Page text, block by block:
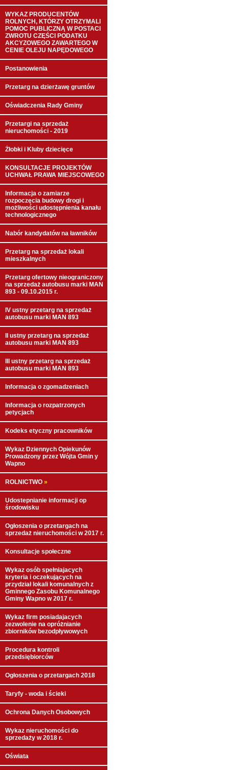
WYKAZ PRODUCENTÓW
ROLNYCH, KTÓRZY OTRZYMALI
POMOC PUBLICZNĄ W POSTACI
ZWROTU CZĘŚCI PODATKU
AKCYZOWEGO ZAWARTEGO W
CENIE OLEJU NAPĘDOWEGO
Postanowienia
Przetarg na dzierżawę gruntów
Oświadczenia Rady Gminy
Przetargi na sprzedaż
nieruchomości - 2019
Żłobki i Kluby dziecięce
KONSULTACJE PROJEKTÓW
UCHWAŁ PRAWA MIEJSCOWEGO
Informacja o zamiarze
rozpoczęcia budowy drogi i
możliwości udostępnienia kanału
technologicznego
Nabór kandydatów na ławników
Przetarg na sprzedaż lokali
mieszkalnych
Przetarg ofertowy nieograniczony
na sprzedaż autobusu marki MAN
893 - 09.10.2015 r.
IV ustny przetarg na sprzedaż
autobusu marki MAN 893
II ustny przetarg na sprzedaż
autobusu marki MAN 893
III ustny przetarg na sprzedaż
autobusu marki MAN 893
Informacja o zgomadzeniach
Informacja o rozpatrzonych
petycjach
Kodeks etyczny pracowników
Wykaz Dziennych Opiekunów
Prowadzony przez Wójta Gmin y
Wapno
ROLNICTWO »
Udostepnianie informacji op
środowisku
Ogłoszenia o przetargach na
sprzedaż nieruchomości w 2017 r.
Konsultacje społeczne
Wykaz osób spełniajacych
kryteria i oczekujących na
przydział lokali komunalnych z
Gminnego Zasobu Komunalnego
Gminy Wapno w 2017 r.
Wykaz firm posiadajacych
zezwolenie na opróżnianie
zbiorników bezodpływowych
Procedura kontroli
przedsiębiorców
Ogłoszenia o przetargach 2018
Taryfy - woda i ścieki
Ochrona Danych Osobowych
Wykaz nieruchomości do
sprzedaży w 2018 r.
Oświata